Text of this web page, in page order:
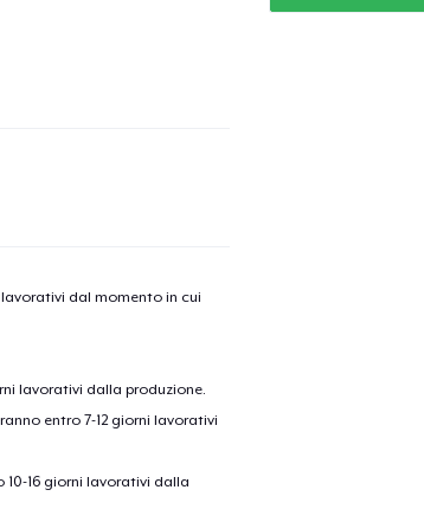
dal momento in cui
lavorativi dalla produzione.
entro 7-12 giorni lavorativi
10-16 giorni lavorativi dalla